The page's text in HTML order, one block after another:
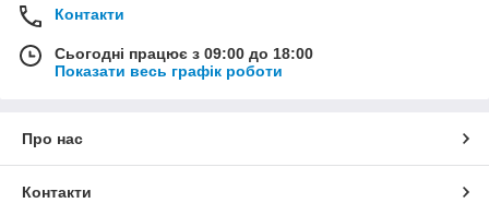
Контакти
Сьогодні працює з 09:00 до 18:00
Показати весь графік роботи
Про нас
Контакти